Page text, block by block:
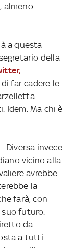
almeno
a questa
della
far cadere le
Idem. Ma chi è
- Diversa invece
vicino alla
avrebbe
la
farà, con
futuro.
da
a tutti